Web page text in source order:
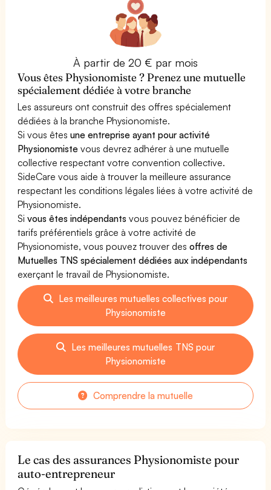
À partir de 20 € par mois
Vous êtes Physionomiste ? Prenez une mutuelle
spécialement dédiée à votre branche
Les assureurs ont construit des offres spécialement
dédiées à la branche Physionomiste.
Si vous êtesune entreprise ayant pour activité
Physionomiste vous devrez adhérer à une mutuelle
collective respectant votre convention collective.
SideCare vous aide à trouver la meilleure assurance
respectant les conditions légales liées à votre activité de
Physionomiste.
Sivous êtes indépendants vous pouvez bénéficier de
tarifs préférentiels grâce à votre activité de
Physionomiste, vous pouvez trouver desoffres de
Mutuelles TNS spécialement dédiées aux indépendants
exerçant le travail de Physionomiste.
Les meilleures mutuelles collectives pour
Physionomiste
Les meilleures mutuelles TNS pour
Physionomiste
Comprendre la mutuelle
Le cas des assurances Physionomiste pour
auto-entrepreneur